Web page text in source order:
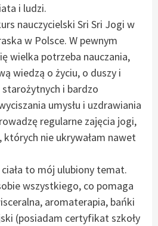
i ludzi.
nauczycielski Sri Sri Jogi w
w Polsce. W pewnym
wielka potrzeba nauczania,
wiedzą o życiu, o duszy i
i bardzo
umysłu i uzdrawiania
regularne zajęcia jogi,
których nie ukrywałam nawet
to mój ulubiony temat.
wszystkiego, co pomaga
aromaterapia, bańki
(posiadam certyfikat szkoły